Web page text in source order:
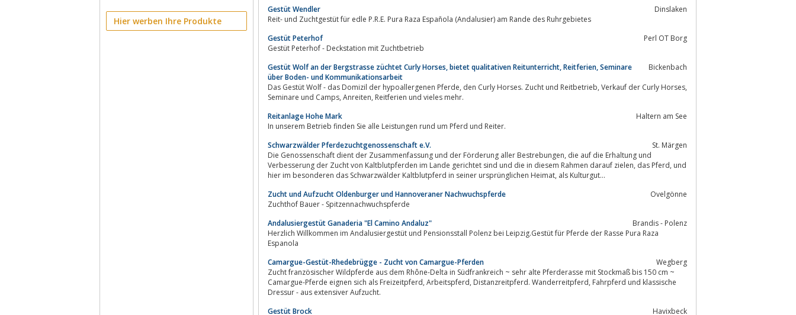
Hier werben Ihre Produkte
Gestüt Wendler
Dinslaken
Reit- und Zuchtgestüt für edle P.R.E. Pura Raza Española (Andalusier) am Rande des Ruhrgebietes
Gestüt Peterhof
Perl OT Borg
Gestüt Peterhof - Deckstation mit Zuchtbetrieb
Gestüt Wolf an der Bergstrasse züchtet Curly Horses, bietet qualitativen Reitunterricht, Reitferien, Seminare
über Boden- und Kommunikationsarbeit
Bickenbach
Das Gestüt Wolf - das Domizil der hypoallergenen Pferde, den Curly Horses. Zucht und Reitbetrieb, Verkauf der Curly Horses,
Seminare und Camps, Anreiten, Reitferien und vieles mehr.
Reitanlage Hohe Mark
Haltern am See
In unserem Betrieb finden Sie alle Leistungen rund um Pferd und Reiter.
Schwarzwälder Pferdezuchtgenossenschaft e.V.
St. Märgen
Die Genossenschaft dient der Zusammenfassung und der Förderung aller Bestrebungen, die auf die Erhaltung und
Verbesserung der Zucht von Kaltblutpferden im Lande gerichtet sind und die in diesem Rahmen darauf zielen, das Pferd, und
hier im besonderen das Schwarzwälder Kaltblutpferd in seiner ursprünglichen Heimat, als Kulturgut...
Zucht und Aufzucht Oldenburger und Hannoveraner Nachwuchspferde
Ovelgönne
Zuchthof Bauer - Spitzennachwuchspferde
Andalusiergestüt Ganaderia "El Camino Andaluz"
Brandis - Polenz
Herzlich Willkommen im Andalusiergestüt und Pensionsstall Polenz bei Leipzig.Gestüt für Pferde der Rasse Pura Raza
Espanola
Camargue-Gestüt-Rhedebrügge - Zucht von Camargue-Pferden
Wegberg
Zucht französischer Wildpferde aus dem Rhône-Delta in Südfrankreich ~ sehr alte Pferderasse mit Stockmaß bis 150 cm ~
Camargue-Pferde eignen sich als Freizeitpferd, Arbeitspferd, Distanzreitpferd. Wanderreitpferd, Fahrpferd und klassische
Dressur - aus extensiver Aufzucht.
Gestüt Brock
Havixbeck